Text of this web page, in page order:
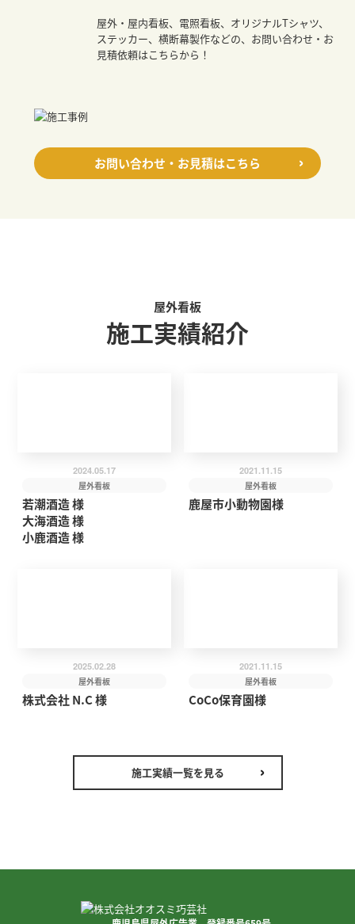
屋外・屋内看板、電照看板、オリジナルTシャツ、
ステッカー、横断幕製作などの、お問い合わせ・お
見積依頼はこちらから！
お問い合わせ・お見積はこちら
屋外看板
施工実績紹介
2024.05.17
屋外看板
若潮酒造 様
大海酒造 様
小鹿酒造 様
2021.11.15
屋外看板
鹿屋市小動物園様
2025.02.28
屋外看板
株式会社 N.C 様
2021.11.15
屋外看板
CoCo保育園様
施工実績一覧を見る